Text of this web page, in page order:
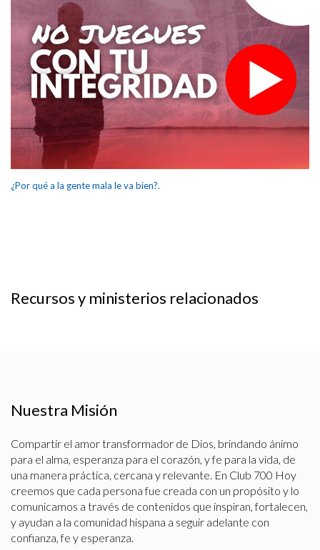
¿Por qué a la gente mala le va bien?.
Recursos y ministerios relacionados
Nuestra Misión
Compartir el amor transformador de Dios, brindando ánimo
para el alma, esperanza para el corazón, y fe para la vida, de
una manera práctica, cercana y relevante. En Club 700 Hoy
creemos que cada persona fue creada con un propósito y lo
comunicamos a través de contenidos que inspiran, fortalecen,
y ayudan a la comunidad hispana a seguir adelante con
confianza, fe y esperanza.